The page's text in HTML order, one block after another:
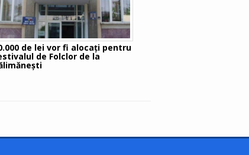
de lei vor fi alocaţi pentru
de Folclor de la